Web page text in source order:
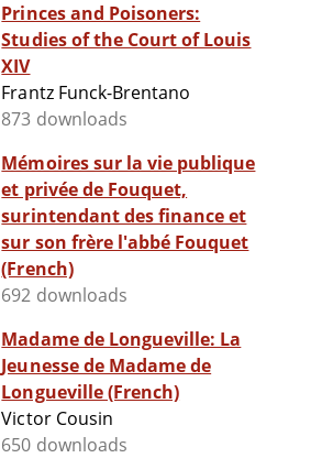
Princes and Poisoners:
Studies of the Court of Louis
XIV
Frantz Funck-Brentano
873 downloads
Mémoires sur la vie publique
et privée de Fouquet,
surintendant des finance et
sur son frère l'abbé Fouquet
(French)
692 downloads
Madame de Longueville: La
Jeunesse de Madame de
Longueville (French)
Victor Cousin
650 downloads